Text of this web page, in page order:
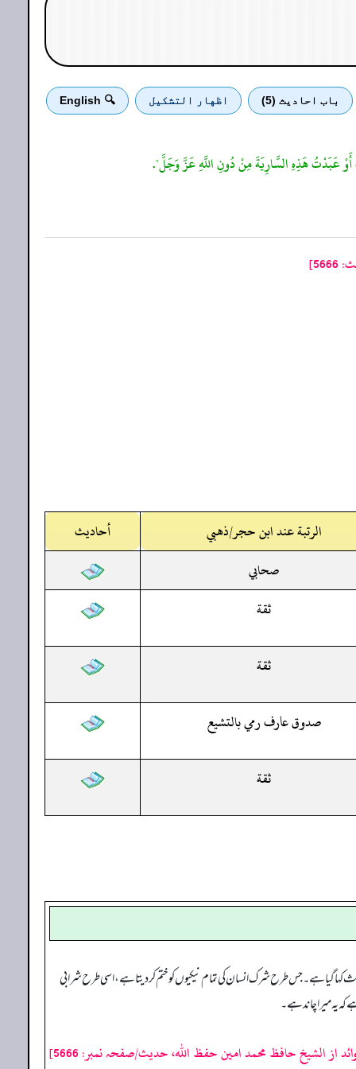
باب احادیث (5) اظهار التشكيل 🔍 English
أَوْ عَبَدْتُ هَذِهِ السَّارِيَةَ مِنْ دُونِ اللَّهِ عَزَّ وَجَلَّ".
الرتبة عند ابن حجر/ذهبي
أحاديث
صحابي
ثقة
ثقة
صدوق عارف رمي بالتشيع
ثقة
کہا گیا ہے۔ جس طرح شرک انسان کی تمام نیکیوں کو ختم کر دیتا ہے، اسی طرح شرابی
یہ میرا چاند ہے۔
از الشیخ حافظ محمد امین حفظ اللہ، حدیث/صفحہ نمبر: 5666]